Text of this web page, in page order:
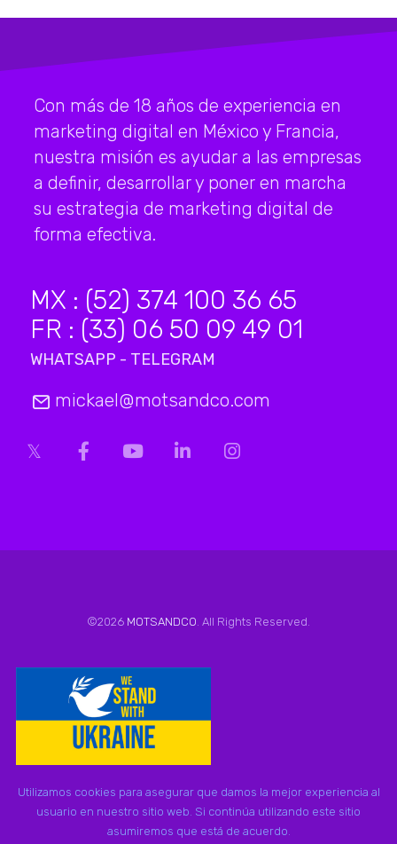
Con más de 18 años de experiencia en
marketing digital en México y Francia,
nuestra misión es ayudar a las empresas
a definir, desarrollar y poner en marcha
su estrategia de marketing digital de
forma efectiva.
MX : (52) 374 100 36 65
FR : (33) 06 50 09 49 01
WHATSAPP - TELEGRAM
mickael@motsandco.com
©2026 MOTSANDCO. All Rights Reserved.
Utilizamos cookies para asegurar que damos la mejor experiencia al
usuario en nuestro sitio web. Si continúa utilizando este sitio
asumiremos que está de acuerdo.